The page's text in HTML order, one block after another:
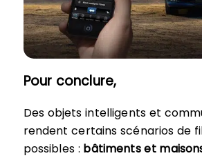
Pour conclure,
Des objets intelligents et
rendent certains scénarios de
possibles : bâtiments et